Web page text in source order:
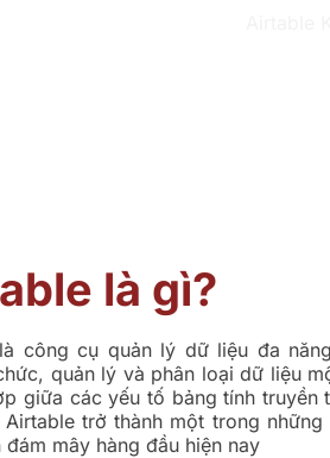
là gì?
là công cụ quản lý dữ liệu đa
quản lý và phân loại dữ liệu
giữa các yếu tố bảng tính
trở thành một trong
đám mây hàng đầu hiện nay